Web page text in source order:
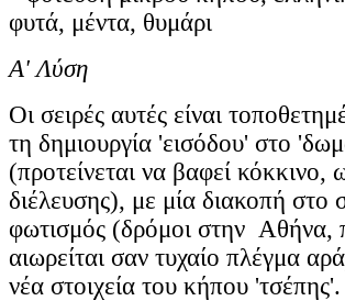
Α' Λύση
Οι σειρές αυτές είναι
τη δημιουργία 'εισόδου' στο
(προτείνεται να βαφεί
διέλευσης), με μία διακοπή
φωτισμός (δρόμοι στην Αθήνα,
αιωρείται σαν τυχαίο πλέγμα
νέα στοιχεία του κήπου 'τσέπης'.